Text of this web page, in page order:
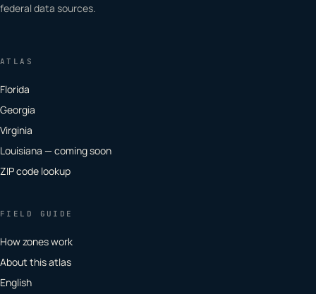
federal data sources.
ATLAS
Florida
Georgia
Virginia
Louisiana — coming soon
ZIP code lookup
FIELD GUIDE
How zones work
About this atlas
English